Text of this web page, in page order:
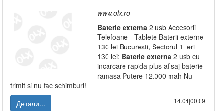
www.olx.ro
Baterie externa 2 usb Accesorii
Telefoane - Tablete Baterii externe
130 lei Bucuresti, Sectorul 1 Ieri
130 lei: Baterie externa 2 usb cu
incarcare rapida plus afisaj baterie
ramasa Putere 12.000 mah Nu
trimit si nu fac schimburi!
Детали...
14.04|00:09